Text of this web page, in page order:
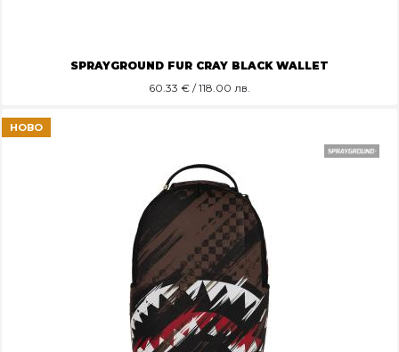
SPRAYGROUND FUR CRAY BLACK WALLET
60.33 € / 118.00 лв.
НОВО